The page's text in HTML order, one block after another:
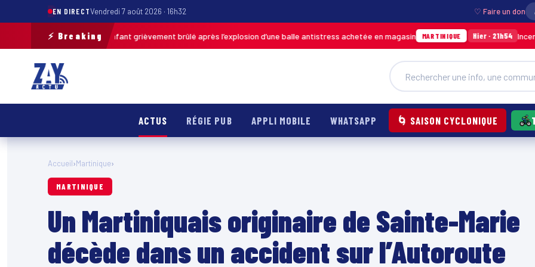
EN DIRECTVendredi 7 août 2026 · 16h32 ♡ Faire un don
⚡ Breaking
de-Calais : un enfant grièvement brûlé après l’explosion d’une balle antistress achetée en magasin MARTINIQUE Hier · 21h54 Incendie à
ACTUS RÉGIE PUB APPLI MOBILE WHATSAPP 🌀 SAISON CYCLONIQUE
Accueil›Martinique›
MARTINIQUE
Un Martiniquais originaire de Sainte-Marie
décède dans un accident sur l’Autoroute